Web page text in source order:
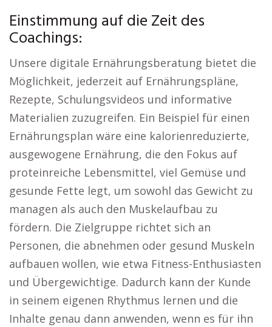
Einstimmung auf die Zeit des
Coachings:
Unsere digitale Ernährungsberatung bietet die
Möglichkeit, jederzeit auf Ernährungspläne,
Rezepte, Schulungsvideos und informative
Materialien zuzugreifen. Ein Beispiel für einen
Ernährungsplan wäre eine kalorienreduzierte,
ausgewogene Ernährung, die den Fokus auf
proteinreiche Lebensmittel, viel Gemüse und
gesunde Fette legt, um sowohl das Gewicht zu
managen als auch den Muskelaufbau zu
fördern. Die Zielgruppe richtet sich an
Personen, die abnehmen oder gesund Muskeln
aufbauen wollen, wie etwa Fitness-Enthusiasten
und Übergewichtige. Dadurch kann der Kunde
in seinem eigenen Rhythmus lernen und die
Inhalte genau dann anwenden, wenn es für ihn